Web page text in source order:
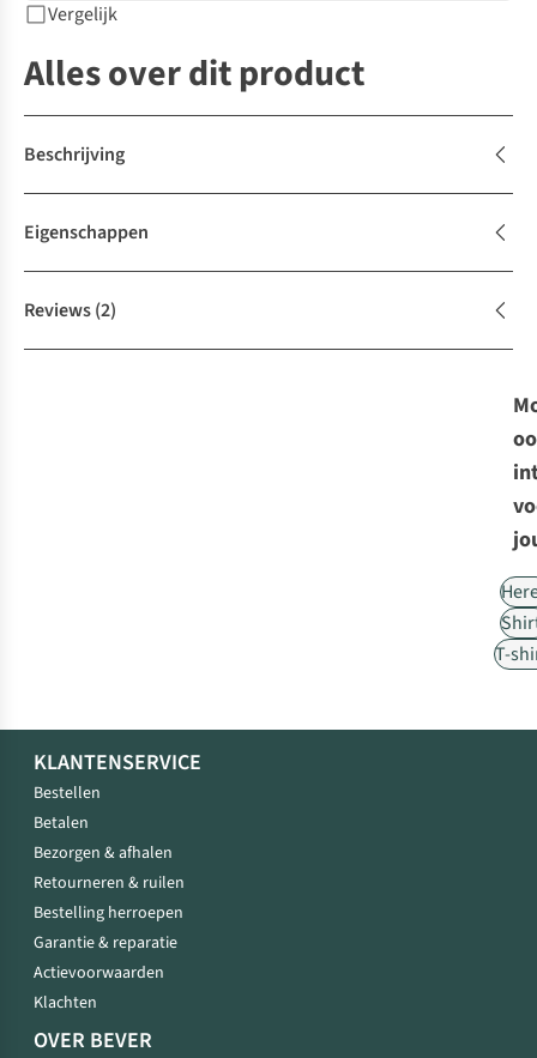
Vergelijk
Alles over dit product
Beschrijving
Eigenschappen
Reviews(2)
T-
KLANTENSERVICE
Bestellen
Betalen
Bezorgen & afhalen
Retourneren & ruilen
Bestelling herroepen
Garantie & reparatie
Actievoorwaarden
Klachten
OVER BEVER